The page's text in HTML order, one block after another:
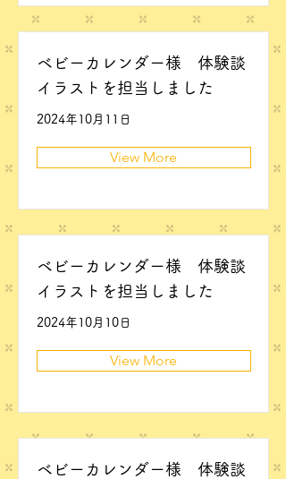
ベビーカレンダー様 体験談
イラストを担当しました
2024年10月11日
View More
ベビーカレンダー様 体験談
イラストを担当しました
2024年10月10日
View More
ベビーカレンダー様 体験談